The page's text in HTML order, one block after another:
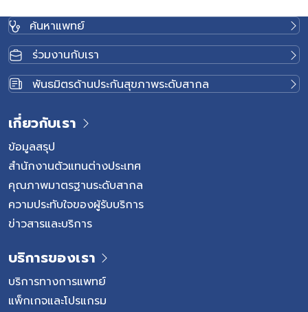
ค้นหาแพทย์
ร่วมงานกับเรา
พันธมิตรด้านประกันสุขภาพระดับสากล
เกี่ยวกับเรา
ข้อมูลสรุป
สำนักงานตัวแทนต่างประเทศ
คุณภาพมาตรฐานระดับสากล
ความประทับใจของผู้รับบริการ
ข่าวสารและบริการ
บริการของเรา
บริการทางการแพทย์
แพ็กเกจและโปรแกรม